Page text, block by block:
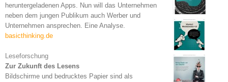
heruntergeladenen Apps. Nun will das Unternehmen
neben dem jungen Publikum auch Werber und
Unternehmen ansprechen. Eine Analyse.
basicthinking.de
Leseforschung
Zur Zukunft des Lesens
Bildschirme und bedrucktes Papier sind als